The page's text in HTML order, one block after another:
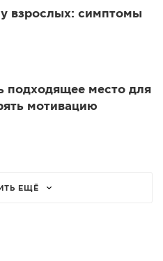
взрослых: симптомы
подходящее место для
мотивацию
ЕЩЁ